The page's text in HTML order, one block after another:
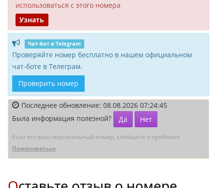
исполь­зоваться с этого номера
Узнать
Чат-бот в Telegram
Проверяйте номер бесплатно в нашем официальном
чат-боте в Телеграм.
Проверить номер
Последнее обновление: 08.08.2026 07:24:45
Была информация полезной?
Да Нет
Если это ваш персональный номер, сообщите о проблеме
Пожаловаться